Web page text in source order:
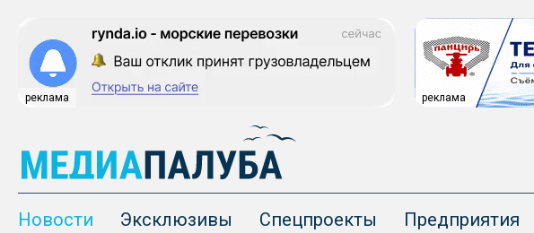
реклама реклама
Новости Эксклюзивы Спецпроекты Предприятия